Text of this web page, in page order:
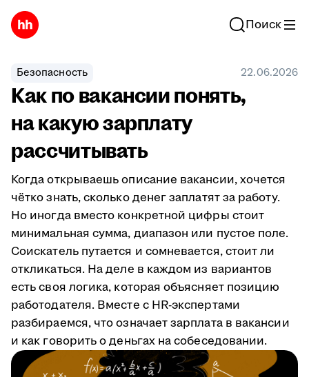
Поиск
Безопасность 22.06.2026
Как по вакансии понять,
на какую зарплату
рассчитывать
Когда открываешь описание вакансии, хочется
чётко знать, сколько денег заплатят за работу.
Но иногда вместо конкретной цифры стоит
минимальная сумма, диапазон или пустое поле.
Соискатель путается и сомневается, стоит ли
откликаться. На деле в каждом из вариантов
есть своя логика, которая объясняет позицию
работодателя. Вместе с HR-экспертами
разбираемся, что означает зарплата в вакансии
и как говорить о деньгах на собеседовании.